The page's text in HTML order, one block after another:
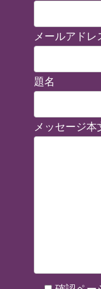
メールアドレ
題名
メッセージ本